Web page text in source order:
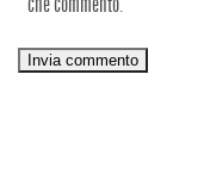
che commento.